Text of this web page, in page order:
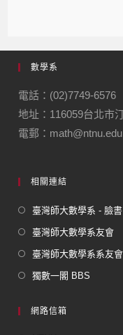
e
b
o
o
k
m
數學系
電話：(02)7749-6576
地址：116059台北市
電郵：
相關連結
臺灣師大數學系 - 臉
臺灣師大數學系友會
臺灣師大數學系系友
獨數一閣 BBS
網路信箱